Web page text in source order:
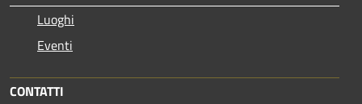
Luoghi
Eventi
CONTATTI